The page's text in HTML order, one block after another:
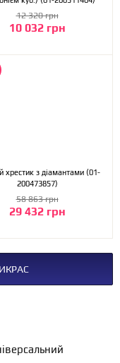
10 032 грн
12 320 грн
хрестик з діамантами (01-
200473857)
29 432 грн
58 863 грн